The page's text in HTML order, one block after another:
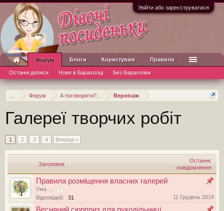
Увійти або зареєструватися
Форум А поговорити?.. Вернісаж
Галереї творчих робіт
1 2 3 4 Вперед >
Заголовок
Останнє
повідомлення
Правила розміщення власних галерей
Ума ... 2
Відповідей: 31 11 Грудень 2019
Форум
Останні дописи Нове в Барахолці Без Барахолки
Блоги Користувачі Правила